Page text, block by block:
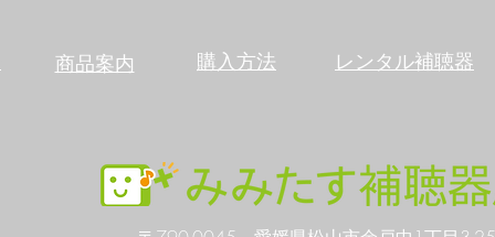
商品案内 購入方法 ​レンタル補聴器